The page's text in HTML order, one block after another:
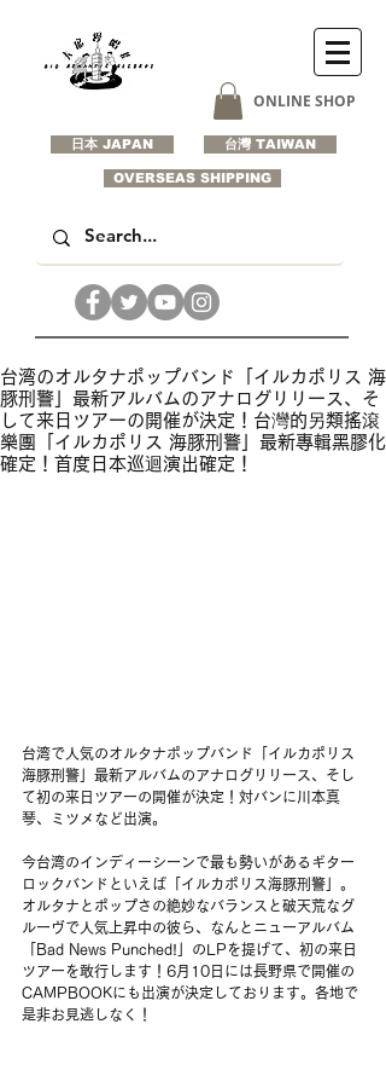
日本 JAPAN
ONLINE SHOP
台灣 TAIWAN
OVERSEAS SHIPPING
台湾のオルタナポップバンド「イルカポリス 海
豚刑警」最新アルバムのアナログリリース、そ
して来日ツアーの開催が決定！台灣的另類搖滾
樂團「イルカポリス 海豚刑警」最新專輯黑膠化
確定！首度日本巡迴演出確定！
台湾で人気のオルタナポップバンド「イルカポリス
海豚刑警」最新アルバムのアナログリリース、そし
て初の来日ツアーの開催が決定！対バンに川本真
琴、ミツメなど出演。
今台湾のインディーシーンで最も勢いがあるギター
ロックバンドといえば「イルカポリス海豚刑警」。
オルタナとポップさの絶妙なバランスと破天荒なグ
ルーヴで人気上昇中の彼ら、なんとニューアルバム
「Bad News Punched!」のLPを提げて、初の来日
ツアーを敢行します！6月10日には長野県で開催の
CAMPBOOKにも出演が決定しております。各地で
是非お見逃しなく！